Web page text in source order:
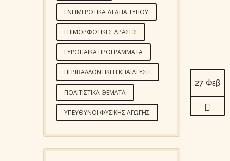
27 Φεβ
ΕΝΗΜΕΡΩΤΙΚΆ ΔΕΛΤΊΑ ΤΎΠΟΥ
ΕΠΙΜΟΡΦΩΤΙΚΈΣ ΔΡΆΣΕΙΣ
ΕΥΡΩΠΑΪΚΆ ΠΡΟΓΡΆΜΜΑΤΑ
ΠΕΡΙΒΑΛΛΟΝΤΙΚΉ ΕΚΠΑΊΔΕΥΣΗ
ΠΟΛΙΤΙΣΤΙΚΆ ΘΈΜΑΤΑ
ΥΠΕΎΘΥΝΟΙ ΦΥΣΙΚΉΣ ΑΓΩΓΉΣ